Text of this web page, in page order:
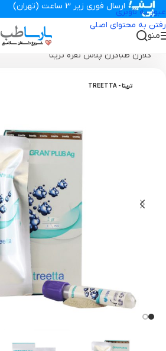
عبور به ناوبری
رفتن به محتوای اصلی
ارسال فوری زیر 3 ساعت (تهران)
منو
تجهیزات پزشکی پارساطب انواع پانسمان زخم
کلاژن طباگرن پلاس نقره تریتا
تریتا - TREETTA